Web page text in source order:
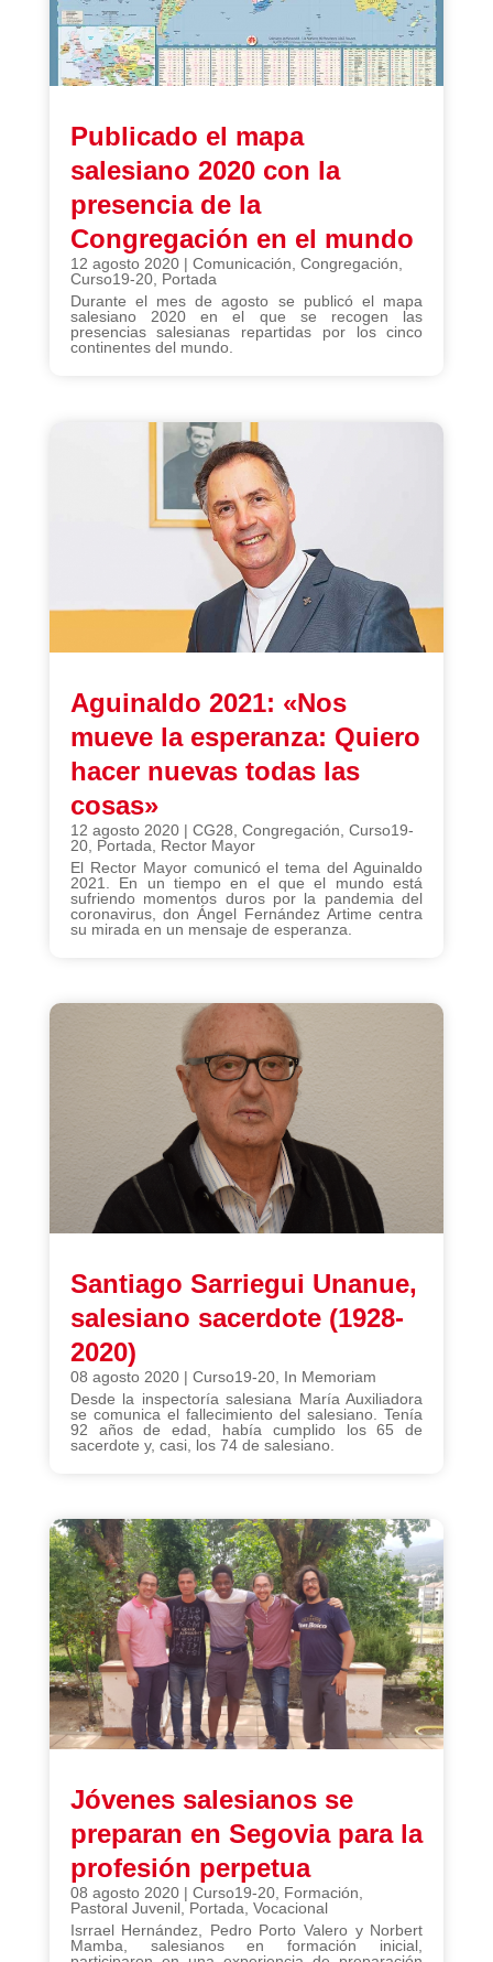
Publicado el mapa
salesiano 2020 con la
presencia de la
Congregación en el mundo
12 agosto 2020| Comunicación, Congregación,
Curso19-20, Portada
Durante el mes de agosto se publicó el mapa
salesiano 2020 en el que se recogen las
presencias salesianas repartidas por los cinco
continentes del mundo.
Aguinaldo 2021: «Nos
mueve la esperanza: Quiero
hacer nuevas todas las
cosas»
12 agosto 2020| CG28 Congregación Curso19-
20, Portada
Rector Mayor
El Rector Mayor comunicó el tema del Aguinaldo
2021. En un tiempo en el que el mundo está
sufriendo momentos duros por la pandemia del
coronavirus, don Ángel Fernández Artime centra
su mirada en un mensaje de esperanza.
Santiago Sarriegui Unanue,
salesiano sacerdote (1928-
2020)
08 agosto 2020| Curso19-20, In Memoriam
Desde la inspectoría salesiana María Auxiliadora
se comunica el fallecimiento del salesiano. Tenía
92 años de edad, había cumplido los 65 de
sacerdote y, casi, los 74 de salesiano.
Jóvenes salesianos se
preparan en Segovia para la
profesión perpetua
08 agosto 2020| Curso19-20, Formación
Pastoral Juvenil, Portada Vocacional
Isrrael Hernández, Pedro Porto Valero y Norbert
Mamba, salesianos en formación inicial,